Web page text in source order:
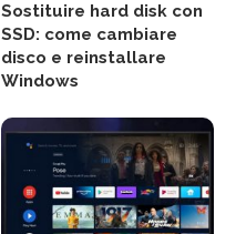
Sostituire hard disk con
SSD: come cambiare
disco e reinstallare
Windows